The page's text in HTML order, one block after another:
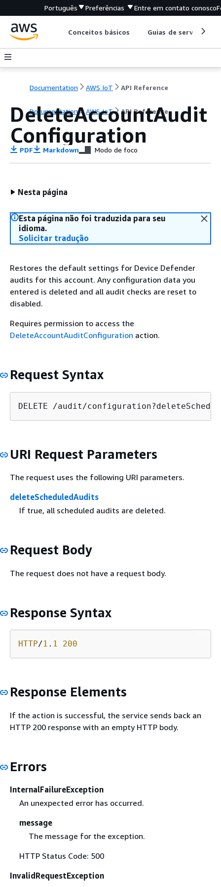
Português Preferências Entre em contato conosco
Conceitos básicos Guias de serviço
Documentation AWS IoT API Reference
Documentation AWS IoT API Reference
DeleteAccountAudit
Configuration
PDF Markdown Modo de foco
Nesta página
Esta página não foi traduzida para seu
idioma.
Solicitar tradução
Restores the default settings for Device Defender
audits for this account. Any configuration data you
entered is deleted and all audit checks are reset to
disabled.
Requires permission to access the
DeleteAccountAuditConfiguration action.
Request Syntax
DELETE /audit/
URI Request Parameters
The request uses the following URI parameters.
deleteScheduledAudits
If true, all scheduled audits are deleted.
Request Body
The request does not have a request body.
Response Syntax
HTTP/1 . 1 200
Response Elements
If the action is successful, the service sends back an
HTTP 200 response with an empty HTTP body.
Errors
InternalFailureException
An unexpected error has occurred.
message
The message for the exception.
HTTP Status Code: 500
InvalidRequestException